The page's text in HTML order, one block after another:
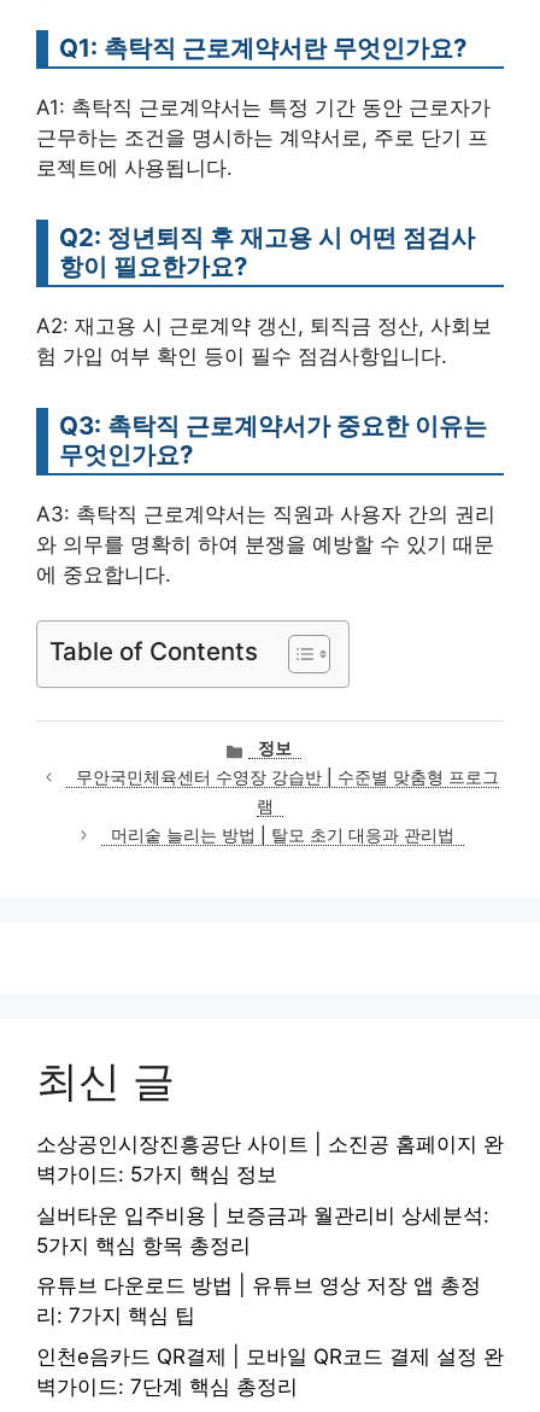
Q1: 촉탁직 근로계약서란 무엇인가요?
A1: 촉탁직 근로계약서는 특정 기간 동안 근로자가
근무하는 조건을 명시하는 계약서로, 주로 단기 프
로젝트에 사용됩니다.
Q2: 정년퇴직 후 재고용 시 어떤 점검사
항이 필요한가요?
A2: 재고용 시 근로계약 갱신, 퇴직금 정산, 사회보
험 가입 여부 확인 등이 필수 점검사항입니다.
Q3: 촉탁직 근로계약서가 중요한 이유는
무엇인가요?
A3: 촉탁직 근로계약서는 직원과 사용자 간의 권리
와 의무를 명확히 하여 분쟁을 예방할 수 있기 때문
에 중요합니다.
Table of Contents
카
테
고
리
정보
무안국민체육센터 수영장 강습반 | 수준별 맞춤형 프로그
램
머리숱 늘리는 방법 | 탈모 초기 대응과 관리법
최신 글
소상공인시장진흥공단 사이트 | 소진공 홈페이지 완
벽가이드: 5가지 핵심 정보
실버타운 입주비용 | 보증금과 월관리비 상세분석:
5가지 핵심 항목 총정리
유튜브 다운로드 방법 | 유튜브 영상 저장 앱 총정
리: 7가지 핵심 팁
인천e음카드 QR결제 | 모바일 QR코드 결제 설정 완
벽가이드: 7단계 핵심 총정리